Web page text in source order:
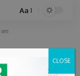
Font
Aa
: आप
करा :
CLOSE